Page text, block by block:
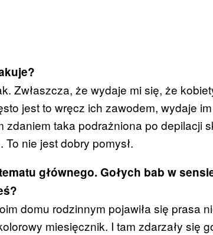
Zwłaszcza, że wydaje mi się, że
jest to wręcz ich zawodem, wydaje
zdaniem taka podrażniona po depilacji
nie jest dobry pomysł.
głównego. Gołych bab w
domu rodzinnym pojawiła się prasa
miesięcznik. I tam zdarzały się